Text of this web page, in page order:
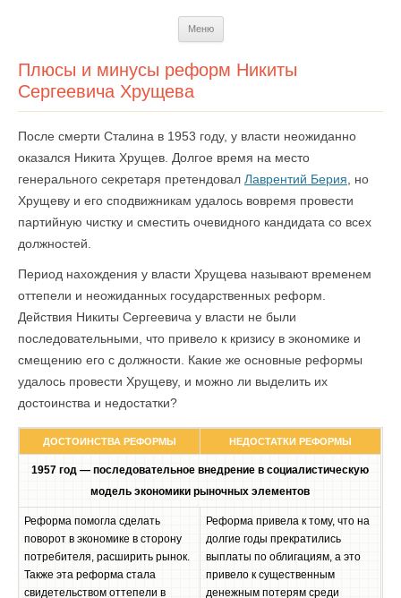
Меню
Плюсы и минусы реформ Никиты
Сергеевича Хрущева
После смерти Сталина в 1953 году, у власти неожиданно
оказался Никита Хрущев. Долгое время на место
генерального секретаря претендовал Лаврентий Берия , но
Хрущеву и его сподвижникам удалось вовремя провести
партийную чистку и сместить очевидного кандидата со всех
должностей.
Период нахождения у власти Хрущева называют временем
оттепели и неожиданных государственных реформ.
Действия Никиты Сергеевича у власти не были
последовательными, что привело к кризису в экономике и
смещению его с должности. Какие же основные реформы
удалось провести Хрущеву, и можно ли выделить их
достоинства и недостатки?
ДОСТОИНСТВА РЕФОРМЫ НЕДОСТАТКИ РЕФОРМЫ
1957 год — последовательное внедрение в социалистическую
модель экономики рыночных элементов
Реформа помогла сделать
поворот в экономике в сторону
потребителя, расширить рынок.
Также эта реформа стала
свидетельством оттепели в
Реформа привела к тому, что на
долгие годы прекратились
выплаты по облигациям, а это
привело к существенным
денежным потерям среди